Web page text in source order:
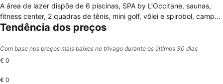
A área de lazer dispõe de 6 piscinas, SPA by L’Occitane, saunas,
fitness center, 2 quadras de tênis, mini golf, vôlei e spirobol, campo
de futebol, Pub. Para as crianças tem monitoria, mini fazenda,
buffet infantil e flexibilidade de horários das refeições. Para os
menores de 3 anos, babás e a cozinha da mamãe. O Santa Clara
de arvorismo (adulto e infantil), megatirolesa, arco e flecha, parede
Tendência dos preços
Com base nos preços mais baixos no trivago durante os últimos 30 dias
€ 0
€ 0